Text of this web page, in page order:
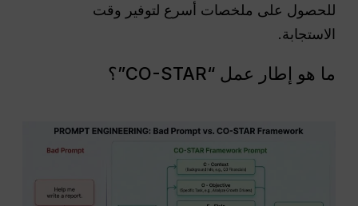
للحصول على ملخصات أسرع لتوفير وقت
الاستجابة.
ما هو إطار عمل “CO-STAR”؟